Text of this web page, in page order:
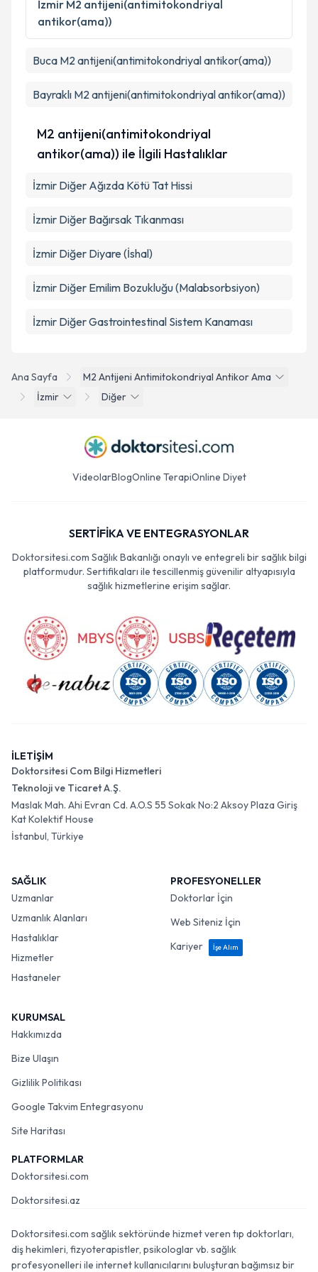
Takvim Talebini Gönder
Ana Sayfa
M2 Antijeni Antimitokondriyal Antikor Ama
İzmir
Diğer
İzmir M2 antijeni(antimitokondriyal
antikor(ama))
Buca M2 antijeni(antimitokondriyal antikor(ama))
Bayraklı M2 antijeni(antimitokondriyal antikor(ama))
M2 antijeni(antimitokondriyal
antikor(ama)) ile İlgili Hastalıklar
İzmir Diğer Ağızda Kötü Tat Hissi
İzmir Diğer Bağırsak Tıkanması
İzmir Diğer Diyare (İshal)
İzmir Diğer Emilim Bozukluğu (Malabsorbsiyon)
İzmir Diğer Gastrointestinal Sistem Kanaması
VideolarBlogOnline TerapiOnline Diyet
SERTİFİKA VE ENTEGRASYONLAR
Doktorsitesi.com Sağlık Bakanlığı onaylı ve entegreli bir sağlık bilgi
platformudur. Sertifikaları ile tescillenmiş güvenilir altyapısıyla
sağlık hizmetlerine erişim sağlar.
İLETİŞİM
Doktorsitesi Com Bilgi Hizmetleri
Teknoloji ve Ticaret A.Ş.
Maslak Mah. Ahi Evran Cd. A.O.S 55 Sokak No:2 Aksoy Plaza Giriş
Kat Kolektif House
İstanbul, Türkiye
SAĞLIK
Uzmanlar
Uzmanlık Alanları
Hastalıklar
Hizmetler
Hastaneler
PROFESYONELLER
Doktorlar İçin
Web Siteniz İçin
Kariyer
İşe Alım
KURUMSAL
Hakkımızda
Bize Ulaşın
Gizlilik Politikası
Google Takvim Entegrasyonu
Site Haritası
PLATFORMLAR
Doktorsitesi.com
Doktorsitesi.az
Doktorsitesi.com sağlık sektöründe hizmet veren tıp doktorları,
diş hekimleri, fizyoterapistler, psikologlar vb. sağlık
profesyonelleri ile internet kullanıcılarını buluşturan bağımsız bir